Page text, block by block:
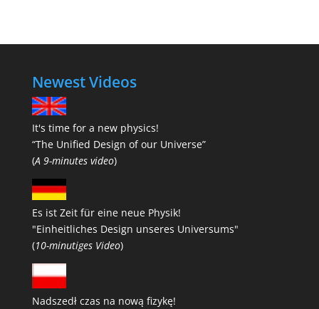
Newest Videos
It's time for a new physics!
“The Unified Design of our Universe”
(A 9-minutes video)
Es ist Zeit für eine neue Physik!
"Einheitliches Design unseres Universums"
(10-minutiges Video)
Nadszedł czas na nową fizykę!